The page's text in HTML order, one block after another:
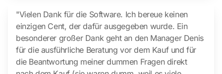
"Vielen Dank für die Software. Ich bereue keinen
einzigen Cent, der dafür ausgegeben wurde. Ein
besonderer großer Dank geht an den Manager Denis
für die ausführliche Beratung vor dem Kauf und für
die Beantwortung meiner dummen Fragen direkt